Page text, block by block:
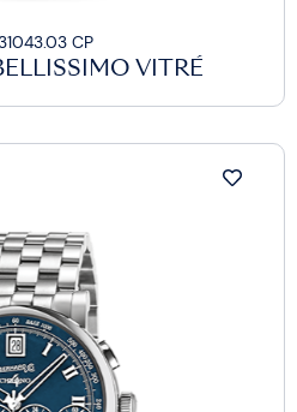
CP
VITRÉ